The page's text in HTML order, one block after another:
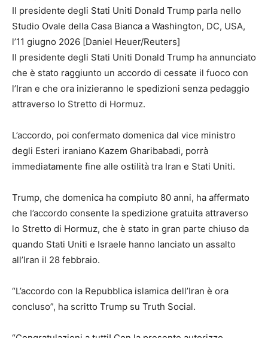
Il presidente degli Stati Uniti Donald Trump parla nello
Studio Ovale della Casa Bianca a Washington, DC, USA,
l’11 giugno 2026 [Daniel Heuer/Reuters]
Il presidente degli Stati Uniti Donald Trump ha annunciato
che è stato raggiunto un accordo di cessate il fuoco con
l’Iran e che ora inizieranno le spedizioni senza pedaggio
attraverso lo Stretto di Hormuz.
L’accordo, poi confermato domenica dal vice ministro
degli Esteri iraniano Kazem Gharibabadi, porrà
immediatamente fine alle ostilità tra Iran e Stati Uniti.
Trump, che domenica ha compiuto 80 anni, ha affermato
che l’accordo consente la spedizione gratuita attraverso
lo Stretto di Hormuz, che è stato in gran parte chiuso da
quando Stati Uniti e Israele hanno lanciato un assalto
all’Iran il 28 febbraio.
“L’accordo con la Repubblica islamica dell’Iran è ora
concluso”, ha scritto Trump su Truth Social.